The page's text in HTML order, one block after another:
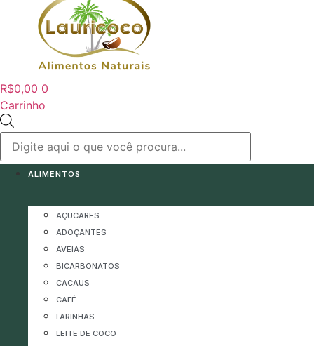
R$0,00 0
Carrinho
produtos
ALIMENTOS
AÇUCARES
ADOÇANTES
AVEIAS
BICARBONATOS
CACAUS
CAFÉ
FARINHAS
LEITE DE COCO